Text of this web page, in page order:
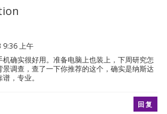
9:36 上午
机确实很好用。准备电脑上也装上，下周研究怎
景调查，查了一下你推荐的这个，确实是纳斯达
，专业。
回复